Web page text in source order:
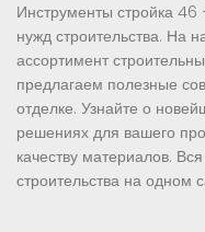
Инструменты стройка
нужд строительства. На
ассортимент
предлагаем полезные
отделке. Узнайте о
решениях для вашего
качеству материалов.
строительства на одном